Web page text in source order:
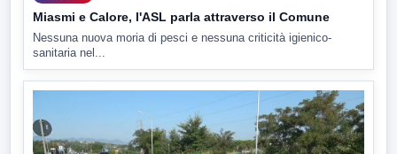
Miasmi e Calore, l'ASL parla attraverso il Comune
Nessuna nuova moria di pesci e nessuna criticità igienico-
sanitaria nel...